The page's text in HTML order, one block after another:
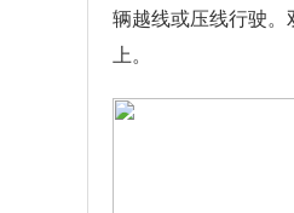
辆越线或压线行驶。
上。